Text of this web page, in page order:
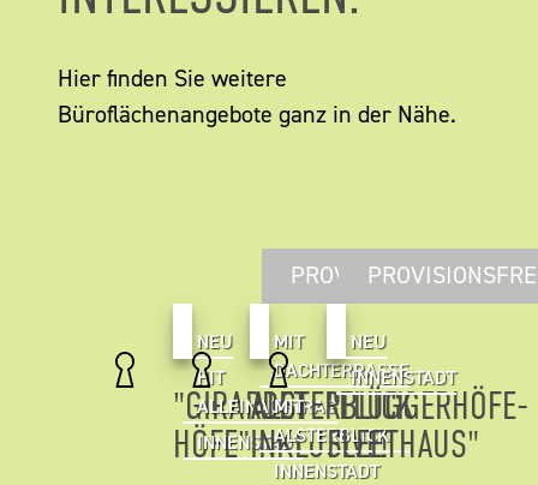
Hier finden Sie weitere
Büroflächenangebote ganz in der Nähe.
NEU
HIT
ALLEINAUFTRAG
INNENSTADT
"GIRARDET
HÖFE"
PROVISIONSFREI
MIT
DACHTERRASSE
MIT
ALSTERBLICK
INNENSTADT
ALSTERBLICK
INKLUSIVE!
NEU
INNENSTADT
"FLÜGGERHÖFE-
FLEETHAUS"